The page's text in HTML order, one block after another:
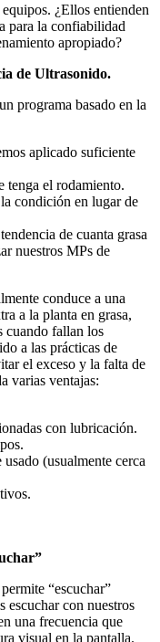
¿Ellos entienden
para la confiabilidad
apropiado?
de Ultrasonido.
programa basado en la
aplicado suficiente
tenga el rodamiento.
condición en lugar de
de cuanta grasa
nuestros MPs de
conduce a una
a la planta en grasa,
cuando fallan los
a las prácticas de
el exceso y la falta de
varias ventajas:
con lubricación.
(usualmente cerca
“escuchar”
escuchar con nuestros
una frecuencia que
visual en la pantalla.